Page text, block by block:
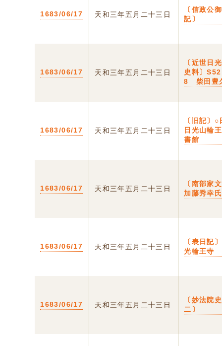
1683/06/17 天和三年五月二十三日
〔信政公
記〕
1683/06/17 天和三年五月二十三日
〔近世日
史料〕
8 柴田豊
1683/06/17 天和三年五月二十三日
〔旧記〕○
日光山輪
書館
1683/06/17 天和三年五月二十三日
〔南部家
加藤秀幸
1683/06/17 天和三年五月二十三日
〔表日記
光輪王寺
1683/06/17 天和三年五月二十三日
〔妙法
二〕